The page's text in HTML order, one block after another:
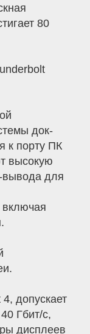
80
док-
к порту ПК
высокую
вывода для
допускает
Гбит/с,
дисплеев